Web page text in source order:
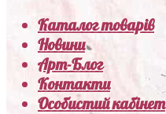
Каталог товарів
Новини
Арт-Блог
Контакти
Особистий кабінет